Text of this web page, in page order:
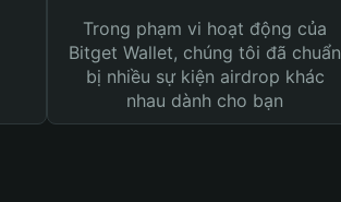
Trong phạm vi hoạt động của
Bitget Wallet, chúng tôi đã chuẩn
bị nhiều sự kiện airdrop khác
nhau dành cho bạn